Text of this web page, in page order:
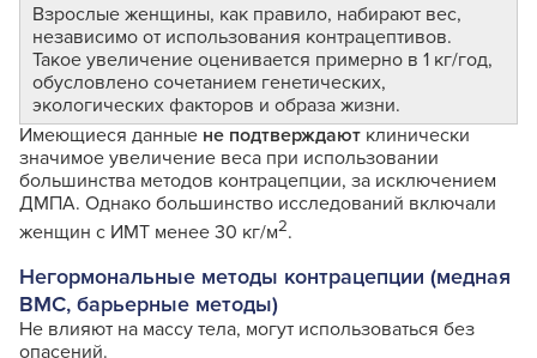
Взрослые женщины, как правило, набирают вес,
независимо от использования контрацептивов.
Такое увеличение оценивается примерно в 1 кг/год,
обусловлено сочетанием генетических,
экологических факторов и образа жизни.
Имеющиеся данные не подтверждают клинически
значимое увеличение веса при использовании
большинства методов контрацепции, за исключением
ДМПА. Однако большинство исследований включали
женщин с ИМТ менее 30 кг/м2.
Негормональные методы контрацепции (медная
ВМС, барьерные методы)
Не влияют на массу тела, могут использоваться без
опасений.